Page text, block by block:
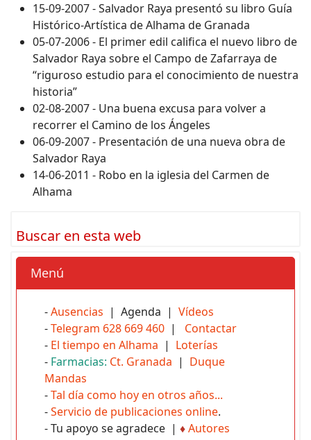
15-09-2007 - Salvador Raya presentó su libro Guía
Histórico-Artística de Alhama de Granada
05-07-2006 - El primer edil califica el nuevo libro de
Salvador Raya sobre el Campo de Zafarraya de
“riguroso estudio para el conocimiento de nuestra
historia”
02-08-2007 - Una buena excusa para volver a
recorrer el Camino de los Ángeles
06-09-2007 - Presentación de una nueva obra de
Salvador Raya
14-06-2011 - Robo en la iglesia del Carmen de
Alhama
Buscar en esta web
Menú
-Ausencias | Agenda | Vídeos
-Telegram 628 669 460 | Contactar
- El tiempo en Alhama | Loterías
- Farmacias: Ct. Granada | Duque
Mandas
-Tal día como hoy en otros años...
-Servicio de publicaciones online.
- Tu apoyo se agradece | ♦Autores